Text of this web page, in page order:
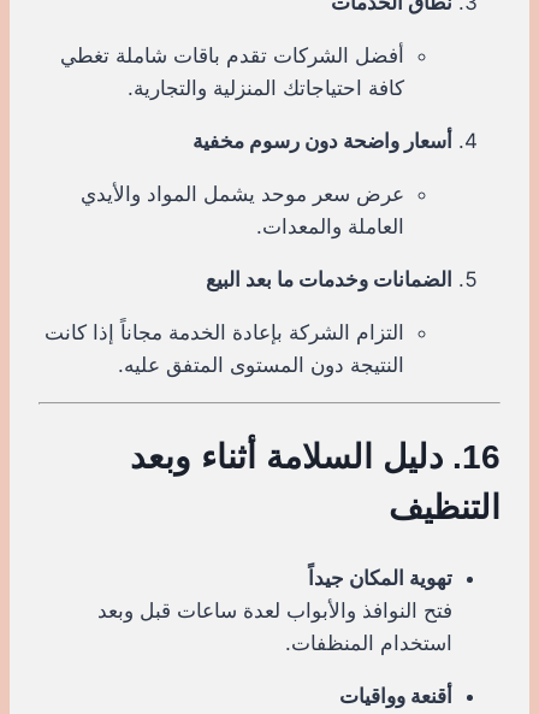
أفضل الشركات تقدم باقات شاملة تغطي
كافة احتياجاتك المنزلية والتجارية.
أسعار واضحة دون رسوم مخفية
عرض سعر موحد يشمل المواد والأيدي
العاملة والمعدات.
الضمانات وخدمات ما بعد البيع
التزام الشركة بإعادة الخدمة مجاناً إذا كانت
النتيجة دون المستوى المتفق عليه.
16. دليل السلامة أثناء وبعد
التنظيف
تهوية المكان جيداً
فتح النوافذ والأبواب لعدة ساعات قبل وبعد
استخدام المنظفات.
أقنعة وواقيات